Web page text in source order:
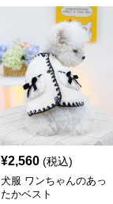
¥2,560 (税込)
犬服 ワンちゃんのあっ
たかベスト